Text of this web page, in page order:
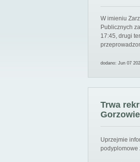
W imieniu
Publicznych
17:45, drugi
dodano: Jun 07
Trwa
Uprzejmie
podyplomowe